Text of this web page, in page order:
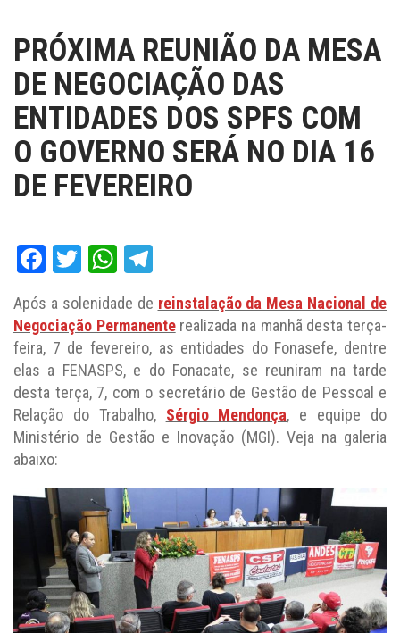
PRÓXIMA REUNIÃO DA MESA
DE NEGOCIAÇÃO DAS
ENTIDADES DOS SPFS COM
O GOVERNO SERÁ NO DIA 16
DE FEVEREIRO
Facebook
TwitterWhatsApp
Após a solenidade de reinstalação da Mesa Nacional de
Negociação Permanenterealizada na manhã desta terça-
feira, 7 de fevereiro, as entidades do Fonasefe, dentre
elas a FENASPS, e do Fonacate, se reuniram na tarde
desta terça, 7, com o secretário de Gestão de Pessoal e
Relação do Trabalho, Sérgio Mendonça, e equipe do
Ministério de Gestão e Inovação (MGI). Veja na galeria
abaixo: